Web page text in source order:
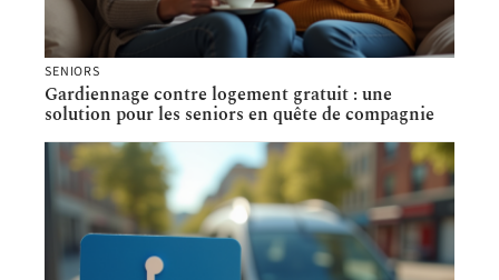
SENIORS
Gardiennage contre logement gratuit : une
solution pour les seniors en quête de compagnie